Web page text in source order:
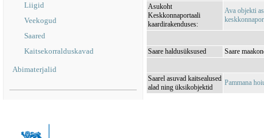
Liigid
Veekogud
Saared
Kaitsekorralduskavad
Abimaterjalid
Asukoht
Keskkonnaportaali
kaardirakenduses:
Ava objekti
Saare haldusüksused Saare
Saarel asuvad kaitsealused
alad ning üksikobjektid
Pammana